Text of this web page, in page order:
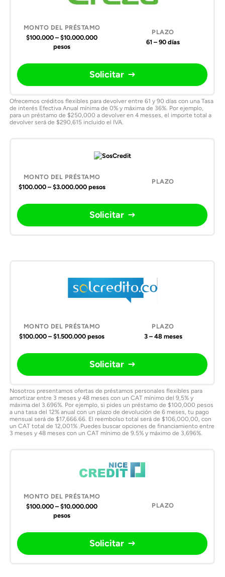
$100.000 – $10.000.000
pesos
61 – 90 días
Solicitar
Ofrecemos créditos flexibles para devolver entre 61 y 90 días con una Tasa
de interés Efectiva Anual mínima de 0% y máxima de 36%. Por ejemplo,
para un préstamo de $250,000 a devolver en 4 messes, el importe total a
devolver será de $290,615 incluido el IVA.
$100.000 – $3.000.000 pesos
Solicitar
$100.000 – $1.500.000 pesos 3 – 48 meses
Solicitar
Nosotros presentamos ofertas de préstamos personales flexibles para
amortizar entre 3 meses y 48 meses con un CAT mínimo del 9,5% y
máxima del 3.696%. Por ejemplo, si pides un préstamo de $100,000 pesos
a una tasa del 12% anual con un plazo de devolución de 6 meses, tu pago
mensual será de $17,666.66. El reembolso total será de $106,000,00, con
un CAT total de 12,001% .Puedes buscar opciones de financiamiento entre
3 meses y 48 meses con un CAT mínimo de 9.5% y máximo de 3,696%.
$100.000 – $10.000.000
pesos
Solicitar